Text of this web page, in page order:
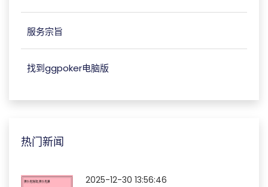
服务宗旨
找到ggpoker电脑版
热门新闻
2025-12-30 13:56:46